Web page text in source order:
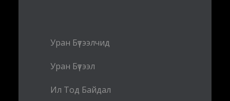
Уран Бүтээлчид
Уран Бүтээл
Ил Тод Байдал